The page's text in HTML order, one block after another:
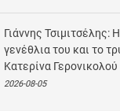
Γιάννης Τσιμιτσέλης:
γενέθλια του και το
Κατερίνα Γερονικολού
2026-08-05